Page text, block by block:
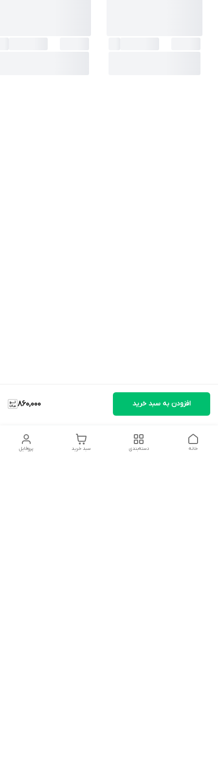
860,000 افزودن به سبد خرید
پروفایل سبد خرید دسته‌بندی خانه